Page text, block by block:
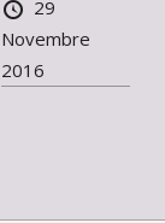
29
Novembre
2016